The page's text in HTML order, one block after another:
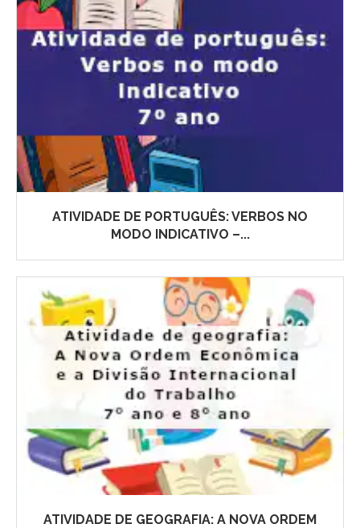
ATIVIDADE DE PORTUGUÊS: VERBOS NO
MODO INDICATIVO –...
ATIVIDADE DE GEOGRAFIA: A NOVA ORDEM